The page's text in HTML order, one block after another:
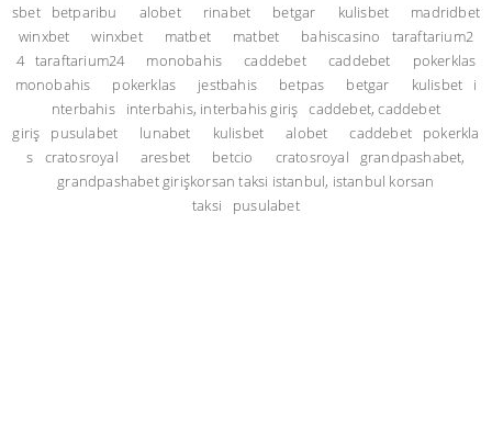
sbet
betparibu alobet rinabet betgar kulisbet
madridbet
winxbet
winxbet matbet matbet bahiscasino
taraftarium2
4 taraftarium24 monobahis caddebet caddebet
pokerklas
monobahis
pokerklas jestbahis betpas betgar kulisbet
i
nterbahis
interbahis, interbahis giriş
caddebet, caddebet
giriş
pusulabet lunabet kulisbet alobet caddebet
pokerkla
s
cratosroyal aresbet betcio cratosroyal
grandpashabet,
grandpashabet girişkorsan taksi istanbul, istanbul korsan
taksi
pusulabet